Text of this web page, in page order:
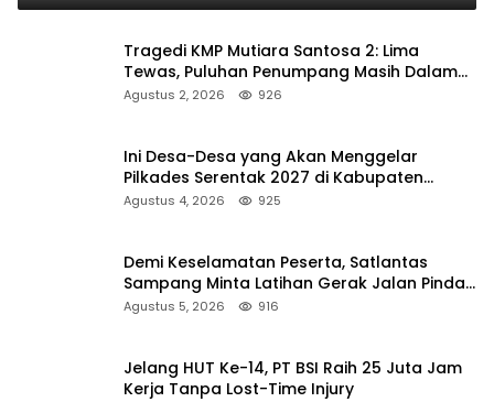
Tragedi KMP Mutiara Santosa 2: Lima
Tewas, Puluhan Penumpang Masih Dalam
Pencarian
Agustus 2, 2026 926
Ini Desa-Desa yang Akan Menggelar
Pilkades Serentak 2027 di Kabupaten
Sumenep
Agustus 4, 2026 925
Demi Keselamatan Peserta, Satlantas
Sampang Minta Latihan Gerak Jalan Pindah
ke Lokasi Aman
Agustus 5, 2026 916
Jelang HUT Ke-14, PT BSI Raih 25 Juta Jam
Kerja Tanpa Lost-Time Injury